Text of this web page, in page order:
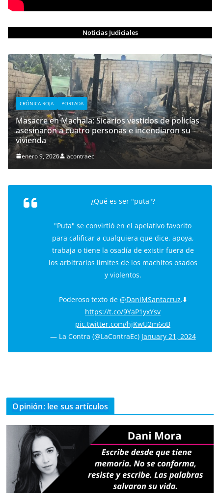
Noticias Judiciales
CRÓNICA ROJA PORTADA
Masacre en Machala: Sicarios vestidos de policías
asesinaron a cuatro personas e incendiaron su
vivienda
enero 9, 2026 lacontraec
¿Qué es ser "puta"?
"Puta" se convirtió en el apelativo favorito
para calificar a cualquiera que dice, apoya,
trabaja o tiene la osadía de existir fuera de
los arbitrarios límites de los machitos osados
y violentos.
Poderoso texto de @DaniMSantacruz.⬇️
https://t.co/9YaP1yxYsv
pic.twitter.com/hjKwU2m6oB
— La Contra (@LaContraEc) January 21, 2024
Opinión: lee sus artículos